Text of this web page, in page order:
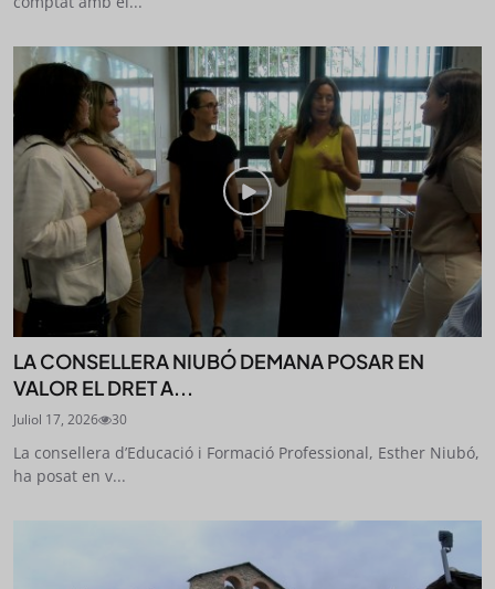
LA CONSELLERA NIUBÓ DEMANA POSAR EN
VALOR EL DRET A...
Juliol 17, 2026 30
La consellera d’Educació i Formació Professional, Esther Niubó,
ha posat en v...